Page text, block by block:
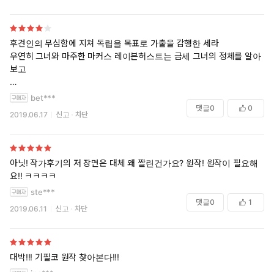
후견인의 무심함에 지쳐 독립을 목표로 가출을 감행한 세라
우연히 그녀와 마주한 마커스 레이븐허스트는 금세 그녀의 정체를 알아
보고
예기치 못한 사건에 휘말리며 세라의 총명하고 용기 있는 모습에 반한 마
독설을 아무렇게 하는 냉소적인 마커스에 지지 않고 맞받아치는 세라
티격태격하며 정든 그들의 해피엔딩
여주 눈이 또랑또랑하니 참 영리해 보이고
까칠한 남주 미간 찌뿌린 게 찰떡임 ㅎ
작가님 뭐예요? 그런 에피소드는 필히 넣으셔야죠
bet***
2019.06.17 신고 차단
댓글0 0
아닛! 작가후기의 저 장면은 대체 왜 짤린건가요? 원작! 원작이 필요해
요!! ㅋㅋㅋㅋ
ste***
2019.06.11 신고 차단
댓글0 1
대박!!! 기필코 원작 찾아본다!!!